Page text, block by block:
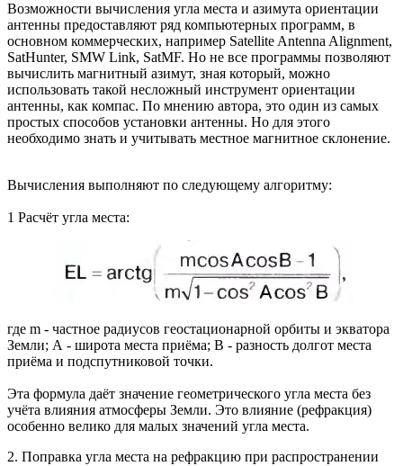
Возможности вычисления угла места и азимута ориентации
антенны предоставляют ряд компьютерных программ, в
основном коммерческих, например Satellite Antenna Alignment,
SatHunter, SMW Link, SatMF. Но не все программы позволяют
вычислить магнитный азимут, зная который, можно
использовать такой несложный инструмент ориентации
антенны, как компас. По мнению автора, это один из самых
простых способов установки антенны. Но для этого
необходимо знать и учитывать местное магнитное склонение.
Вычисления выполняют по следующему алгоритму:
1 Расчёт угла места:
где m - частное радиусов геостационарной орбиты и экватора
Земли; А - широта места приёма; В - разность долгот места
приёма и подспутниковой точки.
Эта формула даёт значение геометрического угла места без
учёта влияния атмосферы Земли. Это влияние (рефракция)
особенно велико для малых значений угла места.
2. Поправка угла места на рефракцию при распространении